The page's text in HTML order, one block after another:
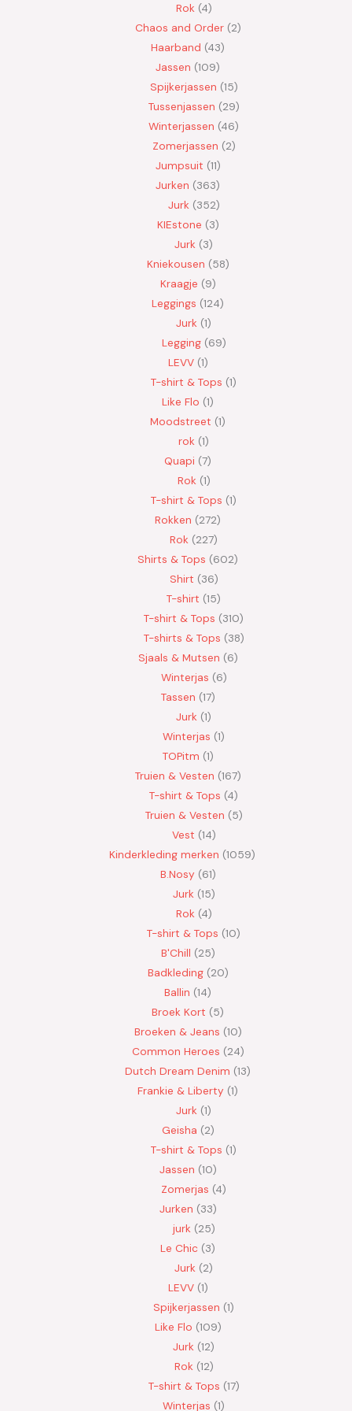
Rok 4
Chaos and Order 2
Haarband 43
Jassen 109
Spijkerjassen 15
Tussenjassen 29
Winterjassen 46
Zomerjassen 2
Jumpsuit 11
Jurken 363
Jurk 352
KIEstone 3
Jurk 3
Kniekousen 58
Kraagje 9
Leggings 124
Jurk 1
Legging 69
LEVV 1
T-shirt & Tops 1
Like Flo 1
Moodstreet 1
rok 1
Quapi 7
Rok 1
T-shirt & Tops 1
Rokken 272
Rok 227
Shirts & Tops 602
Shirt 36
T-shirt 15
T-shirt & Tops 310
T-shirts & Tops 38
Sjaals & Mutsen 6
Winterjas 6
Tassen 17
Jurk 1
Winterjas 1
TOPitm 1
Truien & Vesten 167
T-shirt & Tops 4
Truien & Vesten 5
Vest 14
Kinderkleding merken 1059
B.Nosy 61
Jurk 15
Rok 4
T-shirt & Tops 10
B'Chill 25
Badkleding 20
Ballin 14
Broek Kort 5
Broeken & Jeans 10
Common Heroes 24
Dutch Dream Denim 13
Frankie & Liberty 1
Jurk 1
Geisha 2
T-shirt & Tops 1
Jassen 10
Zomerjas 4
Jurken 33
jurk 25
Le Chic 3
Jurk 2
LEVV 1
Spijkerjassen 1
Like Flo 109
Jurk 12
Rok 12
T-shirt & Tops 17
Winterjas 1